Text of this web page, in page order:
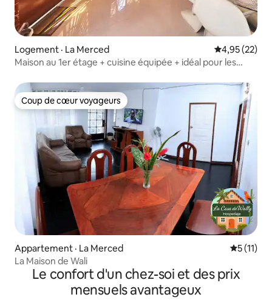
Logement · La Merced Note
4,95 (22)
Maison au 1er étage + cuisine équipée + idéal pour les
Coup de cœur voyageurs
Coup de cœur voyageurs
Appartement · La Merced Note
5 (11)
La Maison de Wali
Le confort d'un chez-soi et des prix
mensuels avantageux